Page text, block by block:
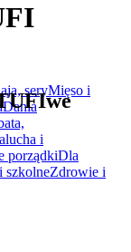
seryMięso i
Dania
i
porządkiDla
szkolneZdrowie i
we